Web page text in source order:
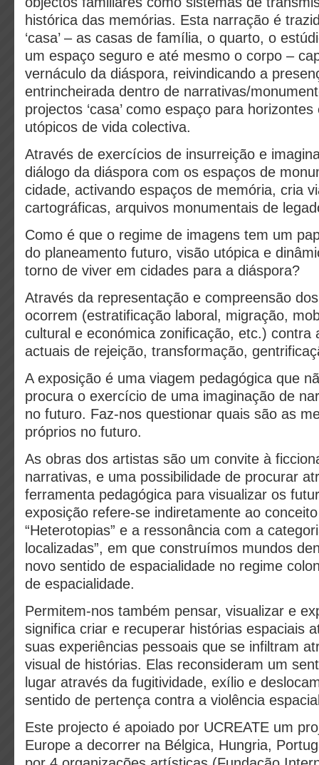
histórica das memórias. Esta narração é
‘casa’ – as casas de família, o quarto, o
um espaço seguro e até mesmo o corpo –
vernáculo da diáspora, reivindicando a
entrincheirada dentro de narrativas/
projectos ‘casa’ como espaço para
utópicos de vida colectiva.
Através de exercícios de insurreição e
diálogo da diáspora com os espaços de
cidade, activando espaços de memória, cria
cartográficas, arquivos monumentais de
Como é que o regime de imagens tem um
do planeamento futuro, visão utópica e
torno de viver em cidades para a diáspora?
Através da representação e compreensão
ocorrem (estratificação laboral, migração,
cultural e económica zonificação, etc.) contra
actuais de rejeição, transformação,
A exposição é uma viagem pedagógica que
procura o exercício de uma imaginação de
no futuro. Faz-nos questionar quais são as
próprios no futuro.
As obras dos artistas são um convite à
narrativas, e uma possibilidade de procurar
ferramenta pedagógica para visualizar os
exposição refere-se indiretamente ao
“Heterotopias” e a ressonância com a
localizadas”, em que construímos mundos
novo sentido de espacialidade no regime
de espacialidade.
Permitem-nos também pensar, visualizar e
significa criar e recuperar histórias espaciais
suas experiências pessoais que se infiltram
visual de histórias. Elas reconsideram um
lugar através da fugitividade, exílio e
sentido de pertença contra a violência
Este projecto é apoiado por UCREATE um
Europe a decorrer na Bélgica, Hungria,